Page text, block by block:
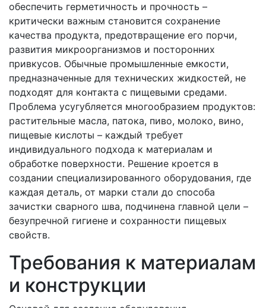
обеспечить герметичность и прочность –
критически важным становится сохранение
качества продукта, предотвращение его порчи,
развития микроорганизмов и посторонних
привкусов. Обычные промышленные емкости,
предназначенные для технических жидкостей, не
подходят для контакта с пищевыми средами.
Проблема усугубляется многообразием продуктов:
растительные масла, патока, пиво, молоко, вино,
пищевые кислоты – каждый требует
индивидуального подхода к материалам и
обработке поверхности. Решение кроется в
создании специализированного оборудования, где
каждая деталь, от марки стали до способа
зачистки сварного шва, подчинена главной цели –
безупречной гигиене и сохранности пищевых
свойств.
Требования к материалам
и конструкции